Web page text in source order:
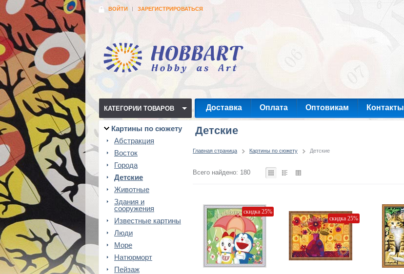
ВОЙТИ ЗАРЕГИСТРИРОВАТЬСЯ
КАТЕГОРИИ ТОВАРОВ Доставка Оплата Оптовикам Контакты
Картины по сюжету
Абстракция
Восток
Города
Детские
Животные
Здания и
сооружения
Известные картины
Люди
Море
Натюрморт
Пейзаж
Детские
Главная страница Картины по сюжету Детские
Всего найдено: 180
скидка 25%
скидка 25%